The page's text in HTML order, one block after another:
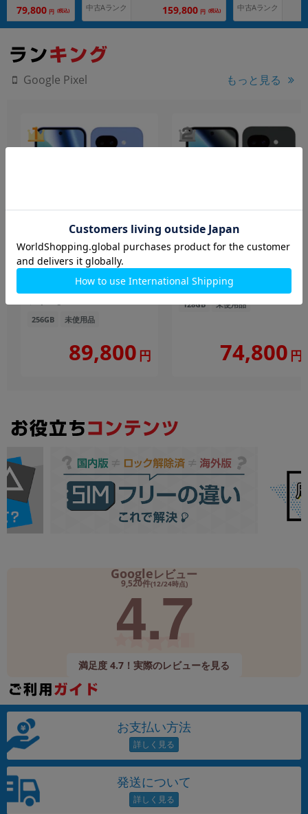
79,800 円 (税込) 中古Aランク 159,800 円 (税込) 中古Aランク
Google Pixel もっと見る
Google Pixel10a GV0BP
256GB
Lavender【docomo版SIM
256GB 未使用品
89,800 円
128GB Obsidian【docomo
版SIMフリー】
128GB 未使用品
74,800 円
Googleレビュー
9,520件(12/24時点)
4.7
満足度 4.7！実際のレビューを見る
お支払い方法
発送について